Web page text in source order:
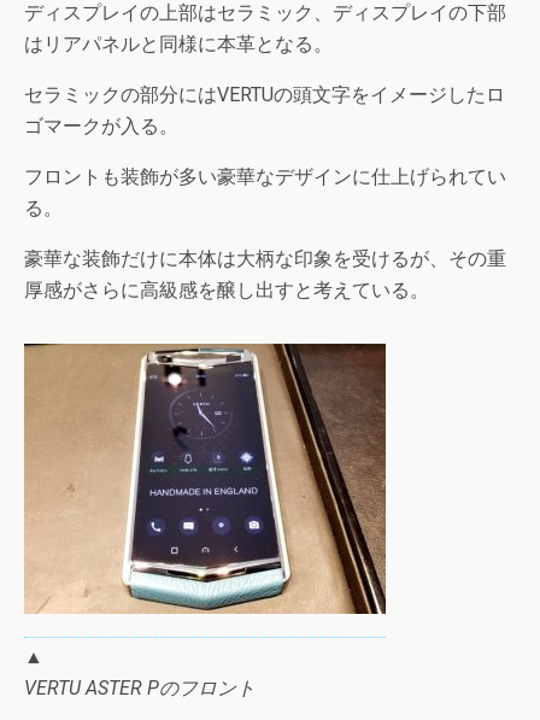
ディスプレイの上部はセラミック、ディスプレイの下部
はリアパネルと同様に本革となる。
セラミックの部分にはVERTUの頭文字をイメージしたロ
ゴマークが入る。
フロントも装飾が多い豪華なデザインに仕上げられてい
る。
豪華な装飾だけに本体は大柄な印象を受けるが、その重
厚感がさらに高級感を醸し出すと考えている。
▲
VERTU ASTER Pのフロント